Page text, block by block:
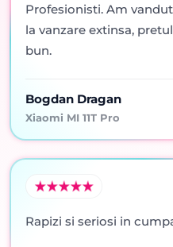
Profesionisti. Am
la vanzare extinsa,
bun.
Bogdan Dragan
Xiaomi MI 11T Pro
Rapizi si seriosi in